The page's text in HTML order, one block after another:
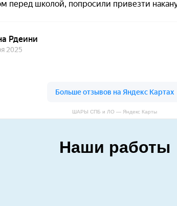
ШАРЫ СПБ и ЛО — Яндекс Карты
Наши работы